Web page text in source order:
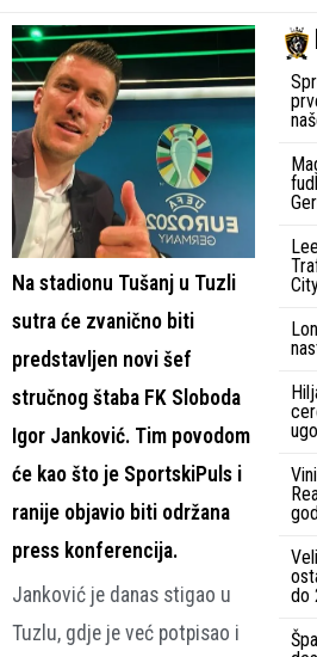
Na stadionu Tušanj u Tuzli
sutra će zvanično biti
predstavljen novi šef
stručnog štaba FK Sloboda
Igor Janković. Tim povodom
će kao što je SportskiPuls i
ranije objavio biti održana
press konferencija.
Janković je danas stigao u
Tuzlu, gdje je već potpisao i
do